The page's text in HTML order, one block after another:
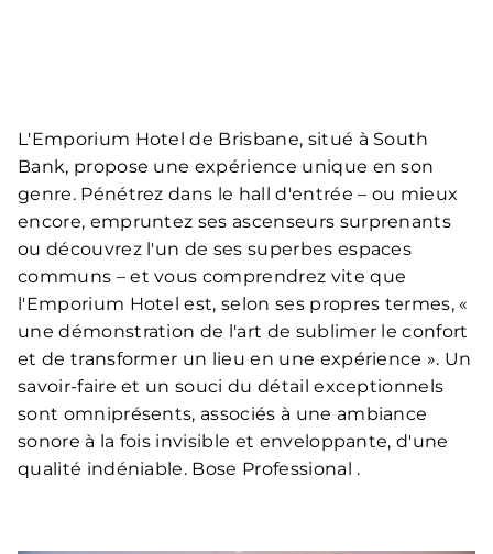
L'Emporium Hotel de Brisbane, situé à South
Bank, propose une expérience unique en son
genre. Pénétrez dans le hall d'entrée – ou mieux
encore, empruntez ses ascenseurs surprenants
ou découvrez l'un de ses superbes espaces
communs – et vous comprendrez vite que
l'Emporium Hotel est, selon ses propres termes, «
une démonstration de l'art de sublimer le confort
et de transformer un lieu en une expérience ». Un
savoir-faire et un souci du détail exceptionnels
sont omniprésents, associés à une ambiance
sonore à la fois invisible et enveloppante, d'une
qualité indéniable. Bose Professional .